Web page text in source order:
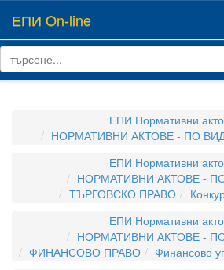
ЕПИ On-line
ЕПИ Нормативни
НОРМАТИВНИ АКТОВЕ - ПО
ЕПИ Нормативни
НОРМАТИВНИ АКТОВЕ -
ТЪРГОВСКО ПРАВО
ЕПИ Нормативни
НОРМАТИВНИ АКТОВЕ -
ФИНАНСОВО ПРАВО
Финансово